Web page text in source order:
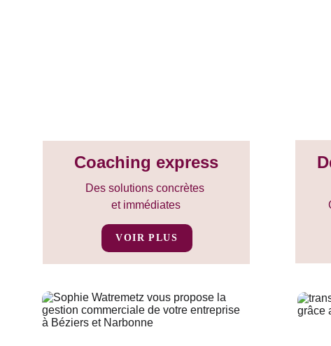
Coaching express
Des solutions concrètes
et immédiates
VOIR PLUS